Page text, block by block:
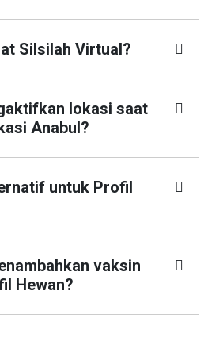
Silsilah Virtual?
lokasi saat
Anabul?
untuk Profil
vaksin
Hewan?